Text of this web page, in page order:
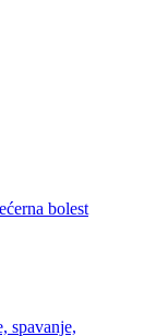
bolest
spavanje,